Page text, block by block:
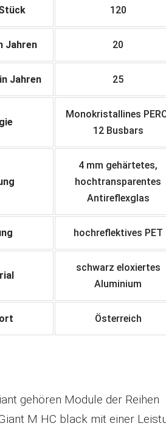
120
Jahren 20
Jahren 25
Monokristallines
12 Busbars
4 mm gehärtetes,
hochtransparentes
Antireflexglas
hochreflektives PET
schwarz eloxiertes
Aluminium
Österreich
gehören Module der Reihen
M HC black mit einer